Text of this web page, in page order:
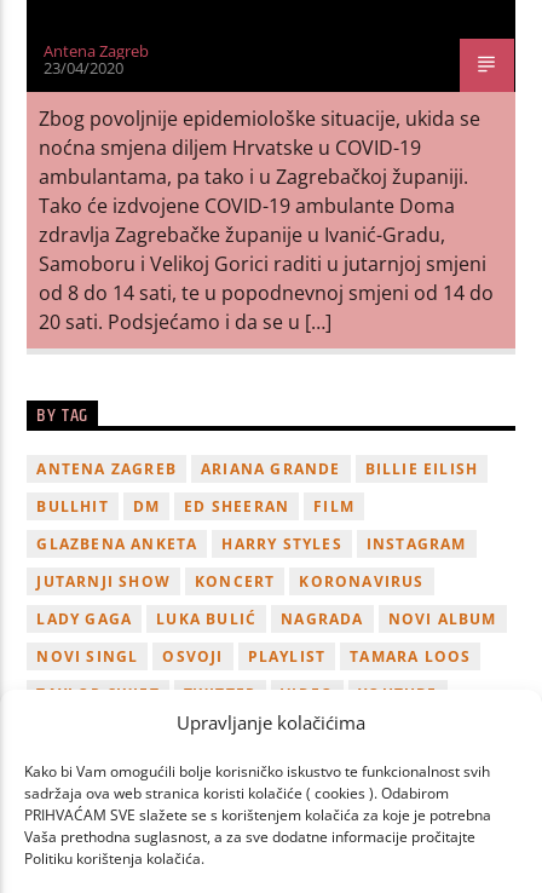
Upravljanje kolačićima
Kako bi Vam omogućili bolje korisničko iskustvo te funkcionalnost svih
sadržaja ova web stranica koristi kolačiće ( cookies ). Odabirom
PRIHVAĆAM SVE slažete se s korištenjem kolačića za koje je potrebna
Vaša prethodna suglasnost, a za sve dodatne informacije pročitajte
Politiku korištenja kolačića.
Antena Zagreb
23/04/2020
Zbog povoljnije epidemiološke situacije, ukida se
noćna smjena diljem Hrvatske u COVID-19
ambulantama, pa tako i u Zagrebačkoj županiji.
Tako će izdvojene COVID-19 ambulante Doma
zdravlja Zagrebačke županije u Ivanić-Gradu,
Samoboru i Velikoj Gorici raditi u jutarnjoj smjeni
od 8 do 14 sati, te u popodnevnoj smjeni od 14 do
20 sati. Podsjećamo i da se u […]
BY TAG
ANTENA ZAGREB ARIANA GRANDE
BILLIE EILISH
BULLHIT
DM ED SHEERAN
FILM
GLAZBENA ANKETA
HARRY STYLES
INSTAGRAM
JUTARNJI SHOW
KONCERT
KORONAVIRUS
LADY GAGA
LUKA BULIĆ NAGRADA
NOVI ALBUM
NOVI SINGL
OSVOJI PLAYLIST
TAMARA LOOS
TAYLOR SWIFT
TWITTER VIDEO
YOUTUBE